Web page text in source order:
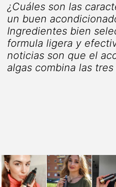
¿Cuáles son las
un buen
Ingredientes bien
formula ligera y
noticias son que el
algas combina las